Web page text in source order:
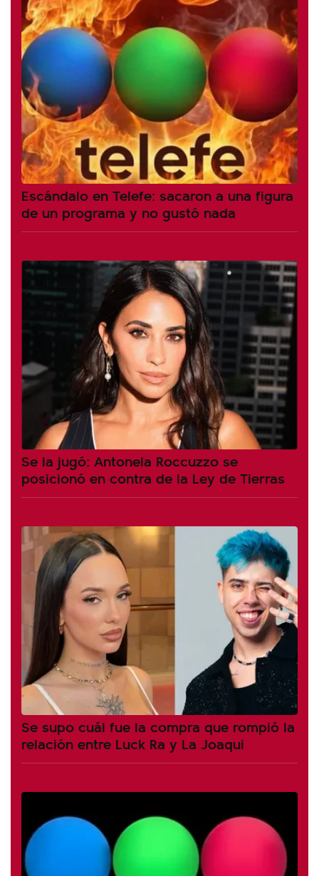
Escándalo en Telefe: sacaron a una figura
de un programa y no gustó nada
Se la jugó: Antonela Roccuzzo se
posicionó en contra de la Ley de Tierras
Se supo cuál fue la compra que rompió la
relación entre Luck Ra y La Joaqui